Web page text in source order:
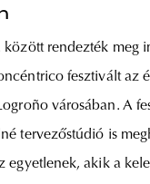
között rendezték meg
fesztivált az
városában. A
tervezőstúdió is
egyetlenek, akik a